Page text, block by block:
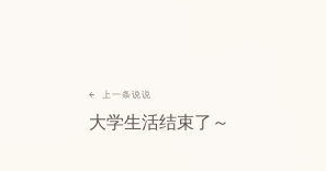
← 上一条说说
大学生活结束了～